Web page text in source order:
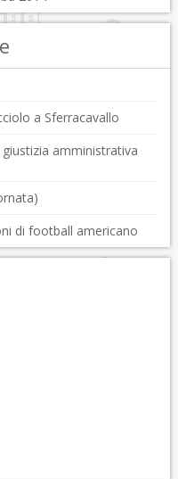
a Sferracavallo
amministrativa
di football americano